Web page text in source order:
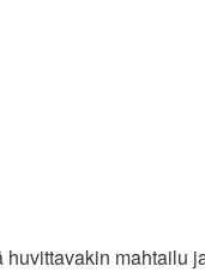
mahtailu